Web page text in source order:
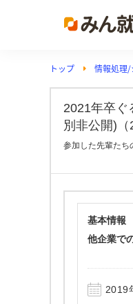
トップ 情報処理/
2021年卒ぐ
別非公開)
参加した先輩たち
基本情報
他企業で
2019